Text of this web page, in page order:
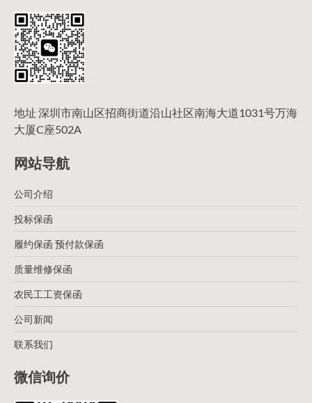
地址 深圳市南山区招商街道沿山社区南海大道1031号万海
大厦C座502A
网站导航
公司介绍
投标保函
履约保函 预付款保函
质量维修保函
农民工工资保函
公司新闻
联系我们
微信询价